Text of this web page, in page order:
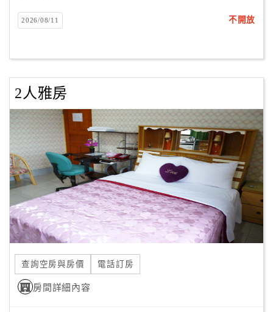
戶
客
服
聯
單
Line
線
客
服
紅
利
查
2026/08/11 不開放
2人雅房
查詢空房與房價 電話訂房
房間詳細內容